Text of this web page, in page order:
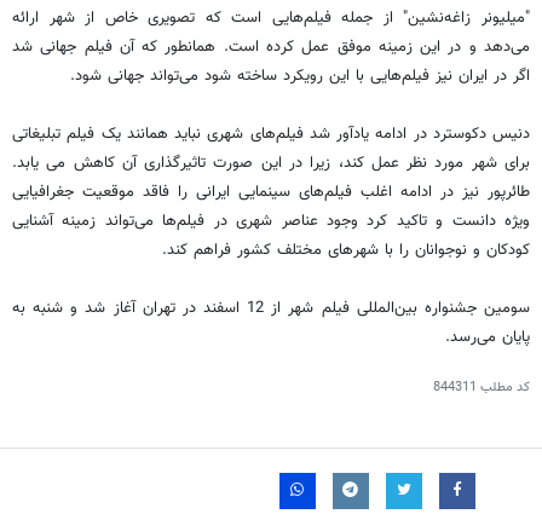
"میلیونر زاغه‌نشین" از جمله فیلم‌هایی است که تصویری خاص از شهر ارائه
می‌دهد و در این زمینه موفق عمل کرده است. همانطور که آن فیلم جهانی شد
اگر در ایران نیز فیلم‌هایی با این رویکرد ساخته شود می‌تواند جهانی شود.
دنیس دکوسترد در ادامه یادآور شد فیلم‌های شهری نباید همانند یک فیلم تبلیغاتی
برای شهر مورد نظر عمل کند، زیرا در این صورت تاثیرگذاری آن کاهش می یابد.
طائرپور نیز در ادامه اغلب فیلم‌های سینمایی ایرانی را فاقد موقعیت جغرافیایی
ویژه دانست و تاکید کرد وجود عناصر شهری در فیلم‌ها می‌تواند زمینه آشنایی
کودکان و نوجوانان را با شهرهای مختلف کشور فراهم کند.
سومین جشنواره بین‌المللی فیلم شهر از 12 اسفند در تهران آغاز شد و شنبه به
پایان می‌رسد.
کد مطلب 844311